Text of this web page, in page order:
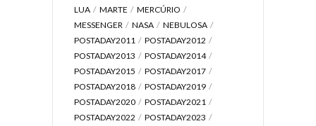
LUA
MARTE
MERCÚRIO
MESSENGER
NASA
NEBULOSA
POSTADAY2011
POSTADAY2012
POSTADAY2013
POSTADAY2014
POSTADAY2015
POSTADAY2017
POSTADAY2018
POSTADAY2019
POSTADAY2020
POSTADAY2021
POSTADAY2022
POSTADAY2023